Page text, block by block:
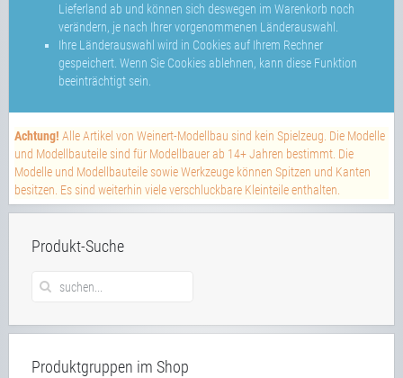
Lieferland ab und können sich deswegen im Warenkorb noch
verändern, je nach Ihrer vorgenommenen Länderauswahl.
Ihre Länderauswahl wird in Cookies auf Ihrem Rechner
gespeichert. Wenn Sie Cookies ablehnen, kann diese Funktion
beeinträchtigt sein.
Achtung! Alle Artikel von Weinert-Modellbau sind kein Spielzeug. Die Modelle
und Modellbauteile sind für Modellbauer ab 14+ Jahren bestimmt. Die
Modelle und Modellbauteile sowie Werkzeuge können Spitzen und Kanten
besitzen. Es sind weiterhin viele verschluckbare Kleinteile enthalten.
Produkt-Suche
Produktgruppen im Shop